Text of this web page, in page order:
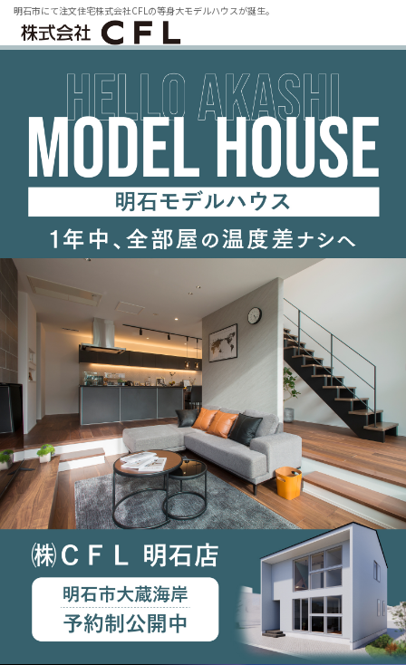
明石市にて注文住宅株式会社CFLの等身大モデルハウスが誕生。